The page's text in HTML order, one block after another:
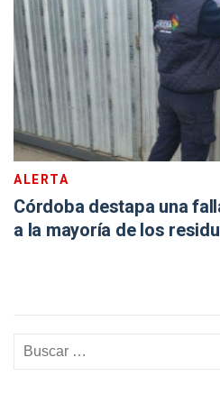
ALERTA
Córdoba destapa una
a la mayoría de los